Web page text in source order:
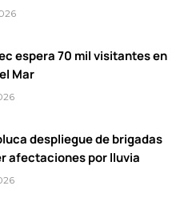
espera 70 mil visitantes en
Mar
despliegue de brigadas
afectaciones por lluvia